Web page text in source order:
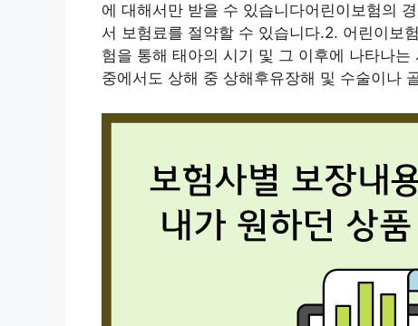
에 대해서만 받을 수 있습니다어린이보험의
서 보험료를 절약할 수 있습니다.2. 어린이보
험을 통해 태아의 시기 및 그 이후에 나타나
중에서도 상해 중 상해후유장해 및 수술이나